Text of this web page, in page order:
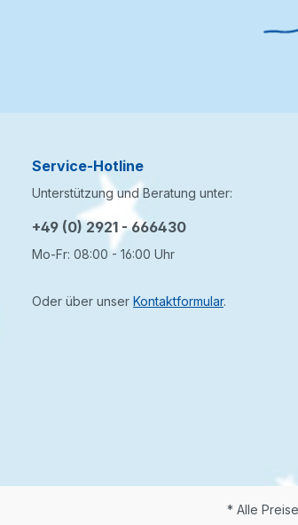
Service-Hotline
Unterstützung und Beratung unter:
+49 (0) 2921 - 666430
Mo-Fr: 08:00 - 16:00 Uhr
Oder über unser Kontaktformular.
* Alle